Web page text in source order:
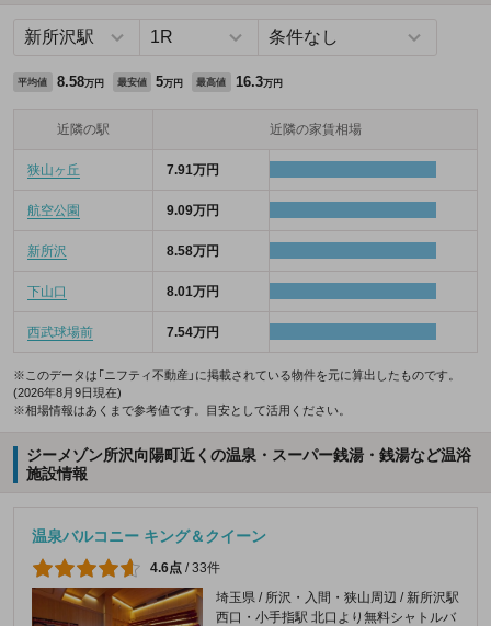
平均値 8.58万円 最安値 5万円 最高値 16.3万円
近隣の駅 近隣の家賃相場
狭山ヶ丘 7.91万円
航空公園 9.09万円
新所沢 8.58万円
下山口 8.01万円
西武球場前 7.54万円
※このデータは「ニフティ不動産」に掲載されている物件を元に算出したものです。
(2026年8月9日現在)
※相場情報はあくまで参考値です。目安として活用ください。
ジーメゾン所沢向陽町近くの温泉・スーパー銭湯・銭湯など温浴
施設情報
温泉バルコニー キング＆クイーン
4.6点 /33件
埼玉県 / 所沢・入間・狭山周辺 / 新所沢駅
西口・小手指駅 北口より無料シャトルバ